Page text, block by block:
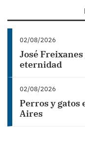
02/08/2026
José
eternidad
02/08/2026
Perros y gatos
Aires